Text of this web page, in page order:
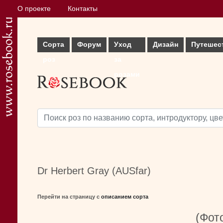
О проекте Контакты
Сорта
Форум
Уход
Дизайн
Dr Herbert Gray (AUSfar)
Перейти на страницу с описанием сорта